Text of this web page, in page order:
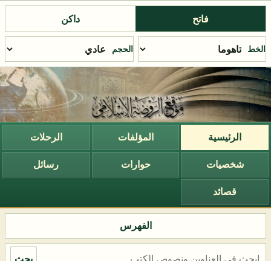
فاتح داكن
الخط الحجم
الرئيسية المؤلفات الرحلات
شخصيات حوارات رسائل
قصائد
الفهرس
بحث